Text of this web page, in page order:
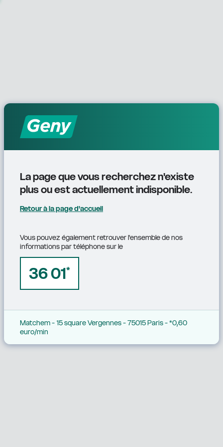
La page que vous recherchez n'existe
plus ou est actuellement indisponible.
Retour à la page d'accueil
Vous pouvez également retrouver l'ensemble de nos
informations par téléphone sur le
36 01*
Matchem - 15 square Vergennes - 75015 Paris - *0,60
euro/min